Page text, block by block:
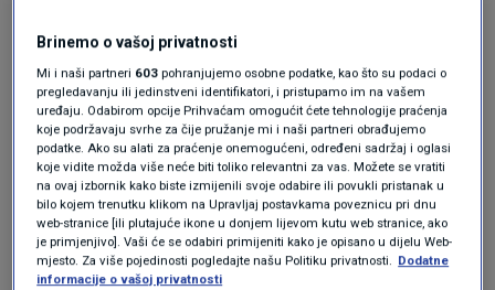
PROČITAJTE JOŠ
Žgomba o potresima u turizmu: Ako
ostali jako spuste cijene, ne smijemo
stajati po strani
EKONOMIJA|18. tra.
Bolje je od mlijeka u kavi, ali malo
tko ga pije: Pomaže crijevima,
kolesterolu i kontroli apetita
COOKING 17. tra.
Brinemo o vašoj privatnosti
Mi i naši partneri 603 pohranjujemo osobne podatke, kao što su podaci o
pregledavanju ili jedinstveni identifikatori, i pristupamo im na vašem
uređaju. Odabirom opcije Prihvaćam omogućit ćete tehnologije praćenja
koje podržavaju svrhe za čije pružanje mi i naši partneri obrađujemo
podatke. Ako su alati za praćenje onemogućeni, određeni sadržaj i oglasi
koje vidite možda više neće biti toliko relevantni za vas. Možete se vratiti
na ovaj izbornik kako biste izmijenili svoje odabire ili povukli pristanak u
bilo kojem trenutku klikom na Upravljaj postavkama poveznicu pri dnu
web-stranice [ili plutajuće ikone u donjem lijevom kutu web stranice, ako
je primjenjivo]. Vaši će se odabiri primijeniti kako je opisano u dijelu Web-
mjesto. Za više pojedinosti pogledajte našu Politiku privatnosti. Dodatne
informacije o vašoj privatnosti